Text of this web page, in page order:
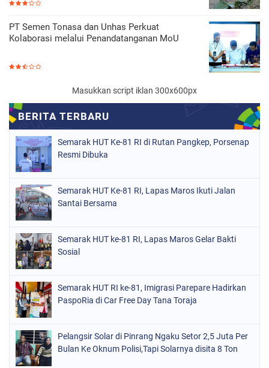
PT Semen Tonasa dan Unhas Perkuat
Kolaborasi melalui Penandatanganan MoU
Masukkan script iklan 300x600px
Semarak HUT Ke-81 RI di Rutan Pangkep, Porsenap
Resmi Dibuka
Semarak HUT Ke-81 RI, Lapas Maros Ikuti Jalan
Santai Bersama
Semarak HUT ke-81 RI, Lapas Maros Gelar Bakti
Sosial
Semarak HUT RI ke-81, Imigrasi Parepare Hadirkan
PaspoRia di Car Free Day Tana Toraja
Pelangsir Solar di Pinrang Ngaku Setor 2,5 Juta Per
Bulan Ke Oknum Polisi,Tapi Solarnya disita 8 Ton